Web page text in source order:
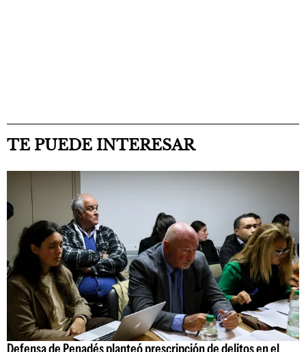
TE PUEDE INTERESAR
Defensa de Penadés planteó prescripción de delitos en el